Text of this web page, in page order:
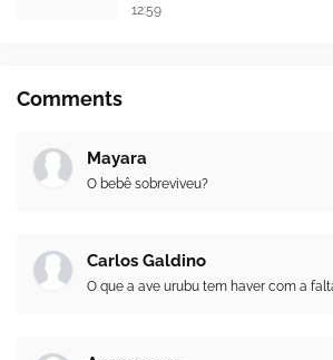
12:59
Comments
Mayara
O bebê sobreviveu?
Carlos Galdino
O que a ave urubu tem haver com a